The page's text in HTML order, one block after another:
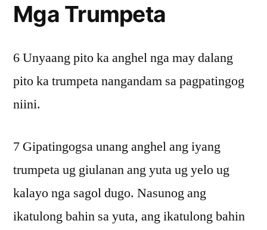
Mga Trumpeta
6 Unyaang pito ka anghel nga may dalang
pito ka trumpeta nangandam sa pagpatingog
niini.
7 Gipatingogsa unang anghel ang iyang
trumpeta ug giulanan ang yuta ug yelo ug
kalayo nga sagol dugo. Nasunog ang
ikatulong bahin sa yuta, ang ikatulong bahin